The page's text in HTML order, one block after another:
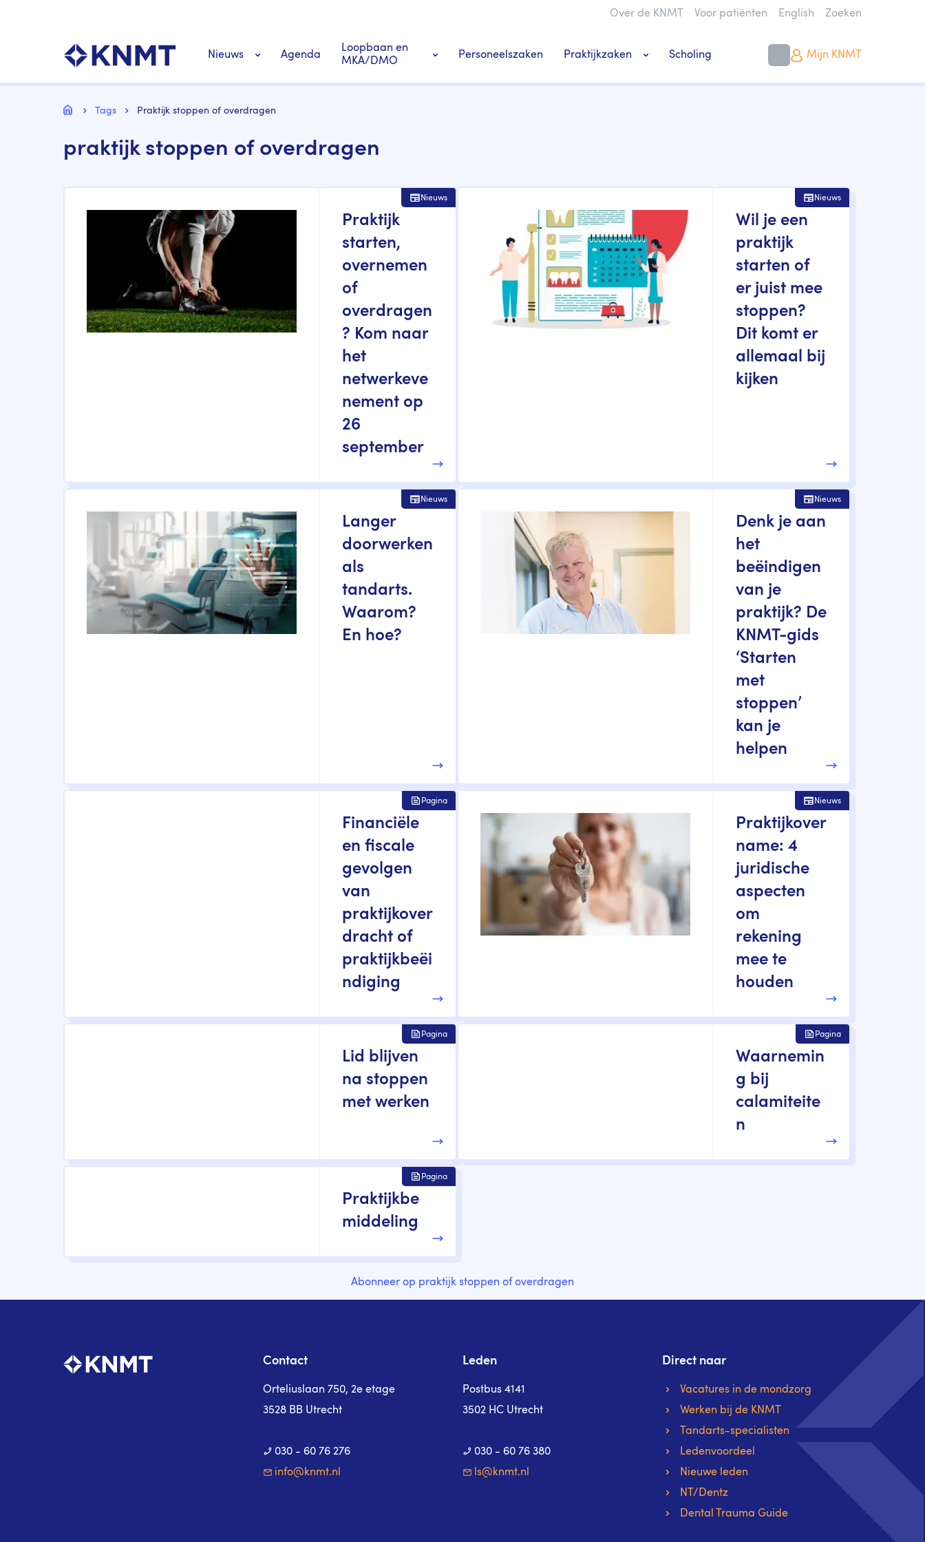
Over de KNMT Voor patiënten English
Zoeken
Nieuws
Richtlijnen nieuws
Agenda
Loopbaan en
MKA/DMO
Tandarts-specialisten
Personeelszaken Praktijkzaken Scholing Mijn KNMT
Kruimelpad
HomeTags Praktijk stoppen of overdragen
praktijk stoppen of overdragen
Praktijk
starten,
overnemen
of
overdragen
? Kom naar
het
netwerkeve
nement op
26
september
Nieuws
Wil je een
praktijk
starten of
er juist mee
stoppen?
Dit komt er
allemaal bij
kijken
Nieuws
Langer
doorwerken
als
tandarts.
Waarom?
En hoe?
Nieuws
Denk je aan
het
beëindigen
van je
praktijk? De
KNMT-gids
‘Starten
met
stoppen’
kan je
helpen
Nieuws
Financiële
en fiscale
gevolgen
van
praktijkover
dracht of
praktijkbeëi
ndiging
Pagina
Praktijkover
name: 4
juridische
aspecten
om
rekening
mee te
houden
Nieuws
Lid blijven
na stoppen
met werken
Pagina
Waarnemin
g bij
calamiteite
n
Pagina
Praktijkbe
middeling
Pagina
Abonneer op praktijk stoppen of overdragen
Contact
Orteliuslaan 750, 2e etage
3528 BB Utrecht
030 - 60 76 276
info@knmt.nl
Leden
Postbus 4141
3502 HC Utrecht
030 - 60 76 380
ls@knmt.nl
Direct naar
Vacatures in de mondzorg
Werken bij de KNMT
Tandarts-specialisten
Ledenvoordeel
Nieuwe leden
NT/Dentz
Dental Trauma Guide